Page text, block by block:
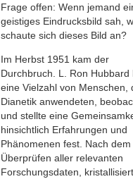
Frage offen: Wenn jemand
geistiges Eindrucksbild sah,
schaute sich dieses Bild an?
Im Herbst 1951 kam der
Durchbruch. L. Ron Hubbard
eine Vielzahl von Menschen,
Dianetik anwendeten,
und stellte eine
hinsichtlich Erfahrungen und
Phänomenen fest. Nach dem
Überprüfen aller relevanten
Forschungsdaten,